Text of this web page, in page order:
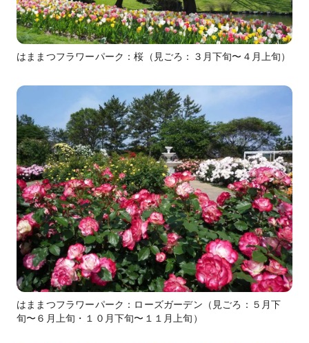
はままつフラワーパーク：桜（見ごろ：３月下旬〜４月上旬）
はままつフラワーパーク：ローズガーデン（見ごろ：５月下
旬〜６月上旬・１０月下旬〜１１月上旬）